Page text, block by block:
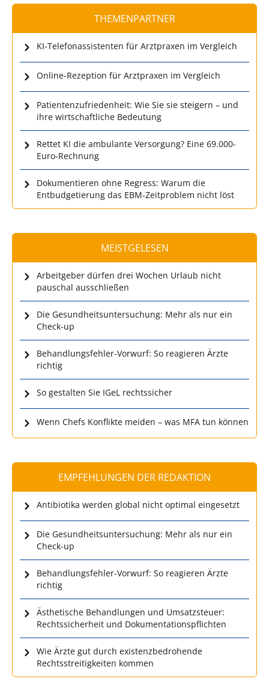
THEMENPARTNER
KI-Telefonassistenten für Arztpraxen im Vergleich
Online-Rezeption für Arztpraxen im Vergleich
Patientenzufriedenheit: Wie Sie sie steigern – und
ihre wirtschaftliche Bedeutung
Rettet KI die ambulante Versorgung? Eine 69.000-
Euro-Rechnung
Dokumentieren ohne Regress: Warum die
Entbudgetierung das EBM-Zeitproblem nicht löst
MEISTGELESEN
Arbeitgeber dürfen drei Wochen Urlaub nicht
pauschal ausschließen
Die Gesundheitsuntersuchung: Mehr als nur ein
Check-up
Behandlungsfehler-Vorwurf: So reagieren Ärzte
richtig
So gestalten Sie IGeL rechtssicher
Wenn Chefs Konflikte meiden – was MFA tun können
EMPFEHLUNGEN DER REDAKTION
Antibiotika werden global nicht optimal eingesetzt
Die Gesundheitsuntersuchung: Mehr als nur ein
Check-up
Behandlungsfehler-Vorwurf: So reagieren Ärzte
richtig
Ästhetische Behandlungen und Umsatzsteuer:
Rechtssicherheit und Dokumentationspflichten
Wie Ärzte gut durch existenzbedrohende
Rechtsstreitigkeiten kommen